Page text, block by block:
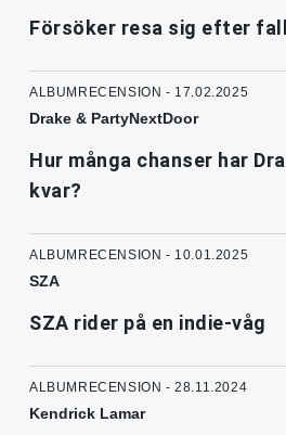
Försöker resa sig efter
ALBUMRECENSION - 17.02.2025
Drake & PartyNextDoor
Hur många chanser har
kvar?
ALBUMRECENSION - 10.01.2025
SZA
SZA rider på en indie-våg
ALBUMRECENSION - 28.11.2024
Kendrick Lamar